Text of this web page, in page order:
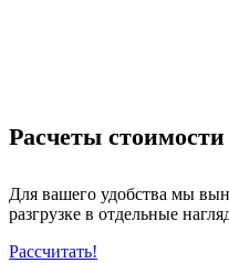
Расчеты
Для вашего удобства мы
разгрузке в отдельные
Рассчитать!